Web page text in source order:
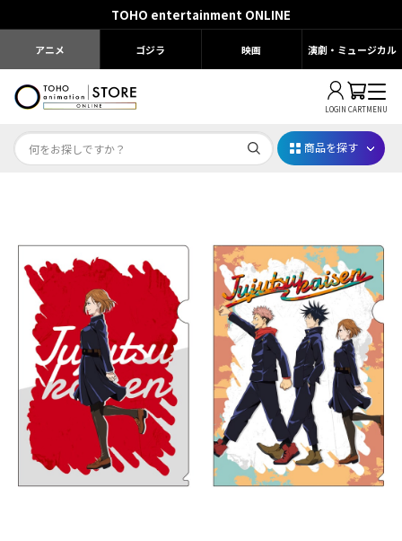
TOHO entertainment ONLINE
アニメ ゴジラ 映画 演劇・ミュージカル
LOGIN CARTMENU
映画ちいかわ
じゅじゅフェス 2026
薬屋のひとりごと 夏の園遊会2026
名探偵コナン
アニメ『僕のヒーローアカデミア』10周年
ハイキュー!!ジャージ＆ユニフォーム
商品を探す